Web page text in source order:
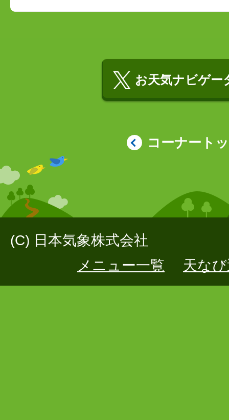
お天気ナビゲー
コーナート
(C) 日本気象株式会社
メニュー一覧
天な